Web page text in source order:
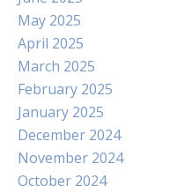
May 2025
April 2025
March 2025
February 2025
January 2025
December 2024
November 2024
October 2024